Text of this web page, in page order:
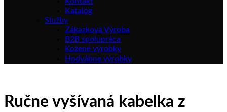
Katalóg
Služby
Zákazková Výroba
B2B spolupráca
Kožené výrobky
Hodvábne výrobky
Ručne vyšívaná kabelka z